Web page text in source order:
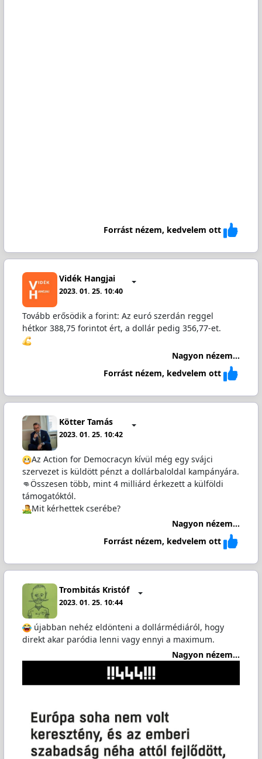
Forrást nézem, kedvelem ott
Vidék Hangjai
2023. 01. 25. 10:40
Tovább erősödik a forint: Az euró szerdán reggel
hétkor 388,75 forintot ért, a dollár pedig 356,77-et.
Nagyon nézem...
Forrást nézem, kedvelem ott
Kötter Tamás
2023. 01. 25. 10:42
Az Action for Democracyn kívül még egy svájci
szervezet is küldött pénzt a dollárbaloldal kampányára.
👊Összesen több, mint 4 milliárd érkezett a külföldi
támogatóktól.
️Mit kérhettek cserébe?
Nagyon nézem...
Forrást nézem, kedvelem ott
Trombitás Kristóf
2023. 01. 25. 10:44
újabban nehéz eldönteni a dollármédiáról, hogy
direkt akar paródia lenni vagy ennyi a maximum.
Nagyon nézem...